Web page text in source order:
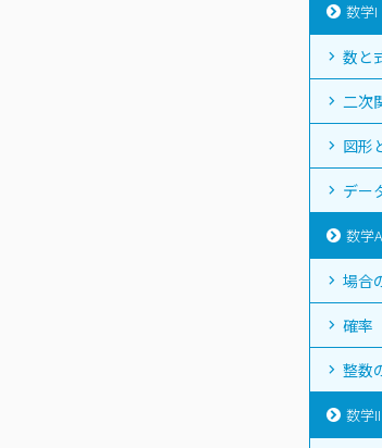
数学I
数と
二次
図形
デー
数学A
場合
確率
整数
数学II